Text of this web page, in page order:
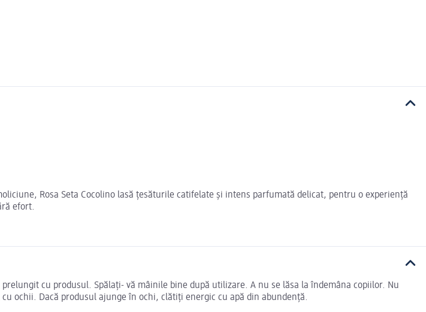
Rosa Seta Cocolino lasă țesăturile catifelate și intens parfumată delicat, pentru o experiență
efort.
cu produsul. Spălați- vă mâinile bine după utilizare. A nu se lăsa la îndemâna copiilor. Nu
ochii. Dacă produsul ajunge în ochi, clătiţi energic cu apă din abundenţă.